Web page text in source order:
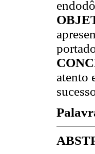
atento